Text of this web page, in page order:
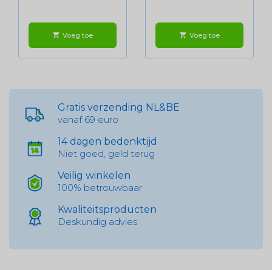
shopping_cart Voeg toe shopping_cart Voeg toe
Gratis verzending NL&BE
vanaf 69 euro
14 dagen bedenktijd
Niet goed, geld terug
Veilig winkelen
100% betrouwbaar
Kwaliteitsproducten
Deskundig advies